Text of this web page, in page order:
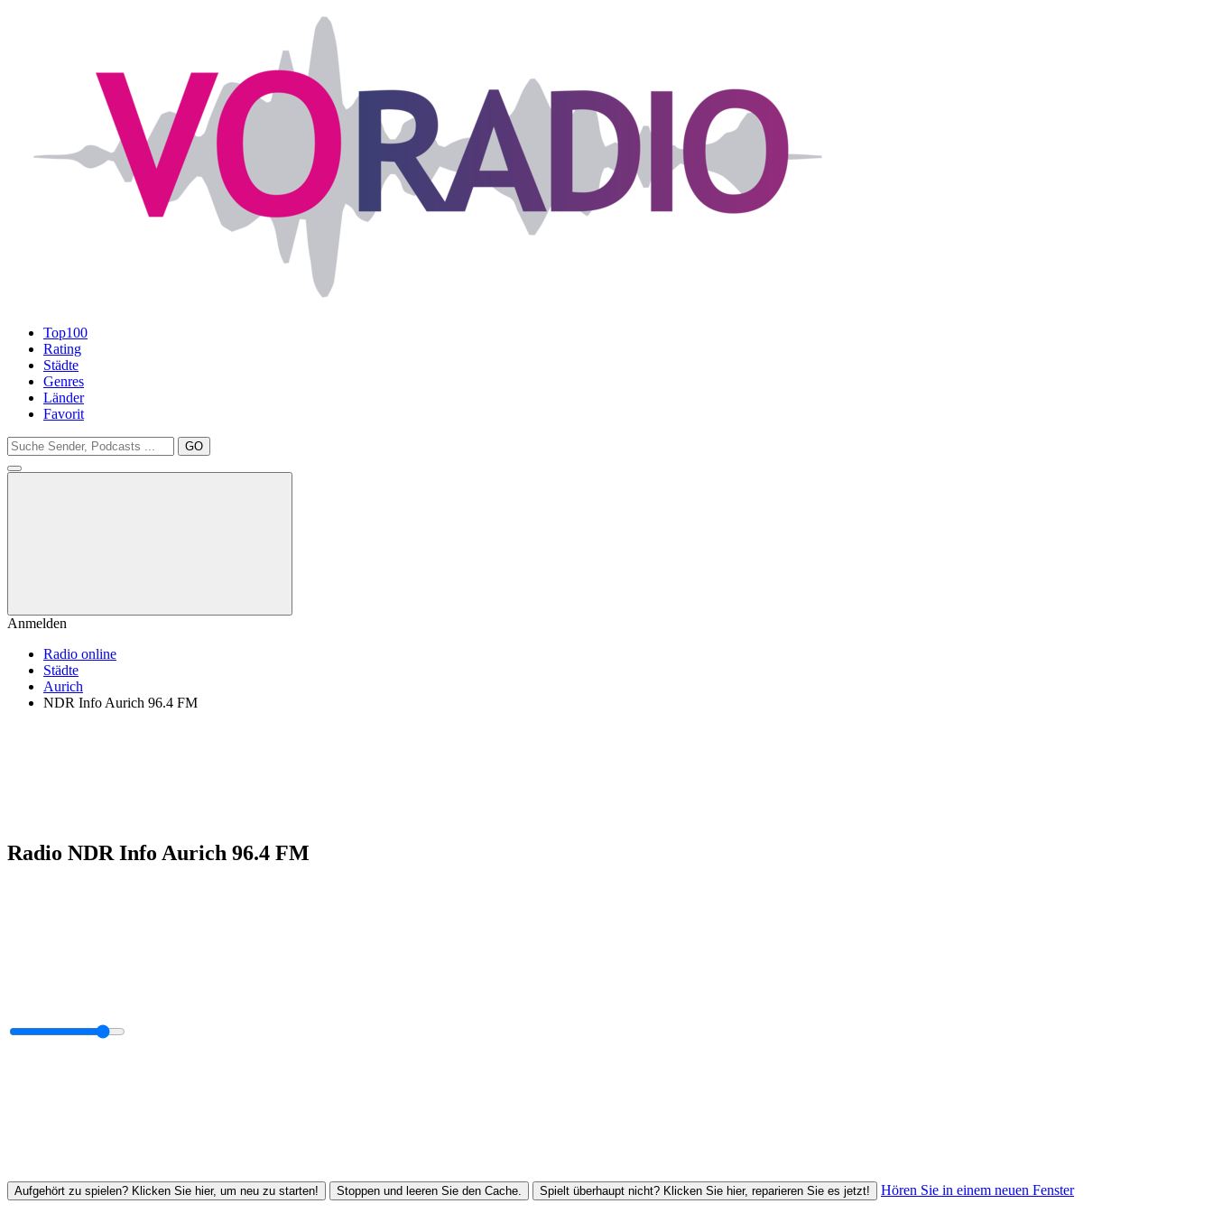
Top100
Rating
Städte
Genres
Länder
Favorit
GO
Anmelden
Radio online
Städte
Aurich
NDR Info Aurich 96.4 FM
Radio NDR Info Aurich 96.4 FM
Aufgehört zu spielen? Klicken Sie hier, um neu zu starten! Stoppen und leeren Sie den Cache. Spielt überhaupt nicht? Klicken Sie hier, reparieren Sie es jetzt! Hören Sie in einem neuen Fenster